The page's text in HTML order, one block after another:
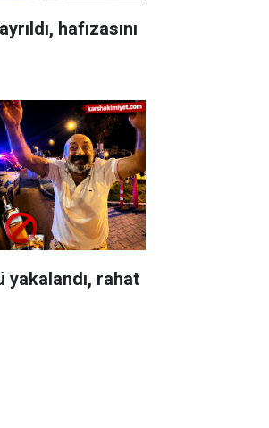
hafızasını
yakalandı, rahat